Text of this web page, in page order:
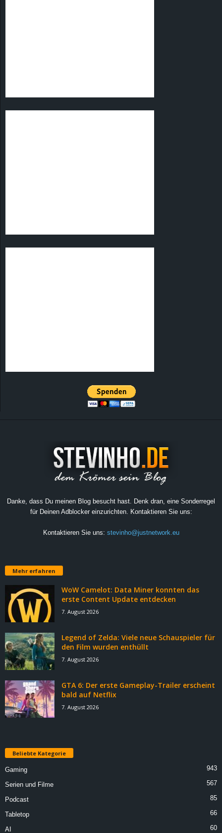
Danke, dass Du meinen Blog besucht hast. Denk dran, eine Sonderregel
für Deinen Adblocker einzurichten. Kontaktieren Sie uns:
Kontaktieren Sie uns: stevinho@justnetwork.eu
Mehr erfahren
WoW Camelot: Data Miner konnten das
erste Content Update entdecken
7. August 2026
Legend of Zelda: Viele neue Schauspieler für
den Film wurden enthüllt
7. August 2026
GTA 6: Der erste Gameplay-Trailer erscheint
bald auf Netflix
7. August 2026
Beliebte Kategorie
Gaming 943
Serien und Filme 567
Podcast 85
Tabletop 66
AI 60